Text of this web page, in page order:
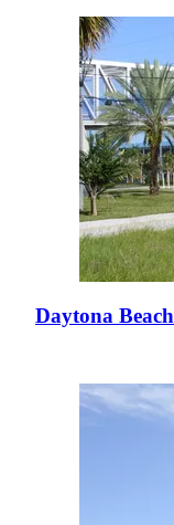
Daytona Beach